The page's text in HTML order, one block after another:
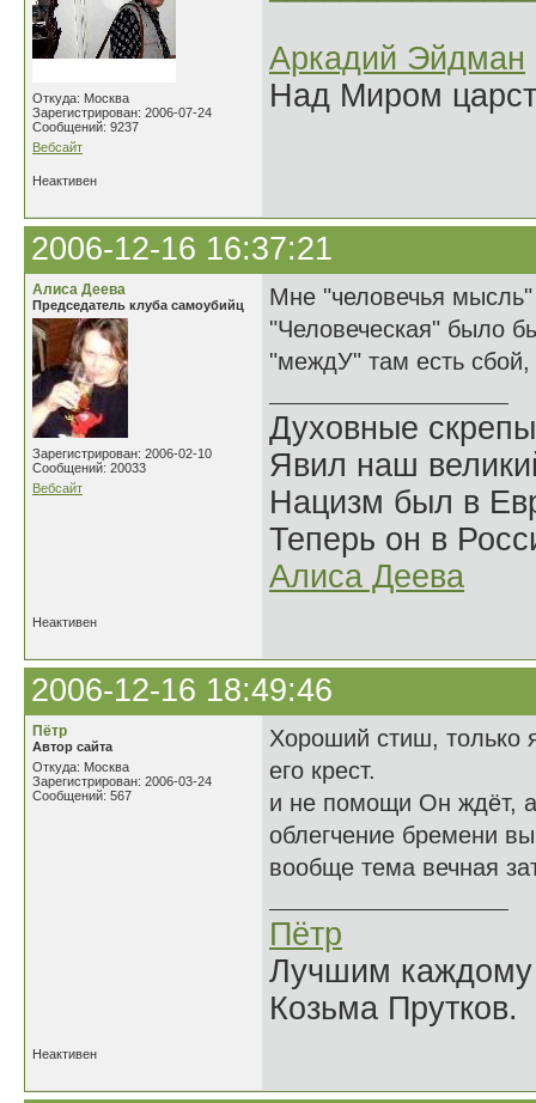
Откуда: Москва
Зарегистрирован: 2006-07-24
Сообщений: 9237
Вебсайт
Аркадий Эйдман
Над Миром
Неактивен
2006-12-16 16:37:21
Алиса Деева
Председатель клуба самоубийц
Зарегистрирован: 2006-02-10
Сообщений: 20033
Вебсайт
Мне "человечья
"Человеческая" было
"междУ" там есть
Духовные
Явил наш
Нацизм был в
Теперь он в
Алиса Деева
Неактивен
2006-12-16 18:49:46
Пётр
Автор сайта
Откуда: Москва
Зарегистрирован: 2006-03-24
Сообщений: 567
Хороший стиш, только
его крест.
и не помощи Он ждёт, а
облегчение бремени
вообще тема вечная
Пётр
Лучшим каждому
Козьма Прутков.
Неактивен